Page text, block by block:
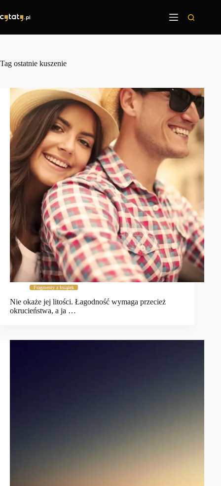
treści
Tag ostatnie kuszenie
Fragmenty z książek
Nie okaże jej litości. Łagodność wymaga przecież
okrucieństwa, a ja …